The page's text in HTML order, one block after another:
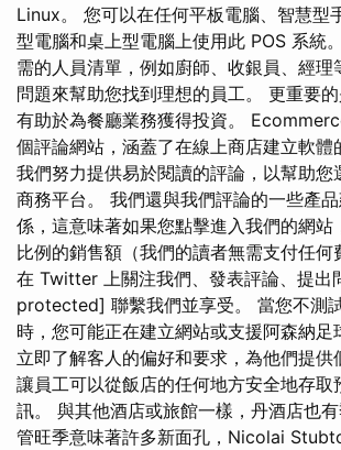
Linux。 您可以在任何平板電腦、智慧型
型電腦和桌上型電腦上使用此 POS 系統
需的人員清單，例如廚師、收銀員、經理
問題來幫助您找到理想的員工。 更重要
有助於為餐廳業務獲得投資。
個評論網站，涵蓋了在線上商店建立軟體
我們努力提供易於閱讀的評論，以幫助您
商務平台。 我們還與我們評論的一些產
係，這意味著如果您點擊進入我們的網站
比例的銷售額（我們的讀者無需支付任何
在 Twitter 上關注我們、發表評論、提出
protected] 聯繫我們並享受。 當您不測
時，您可能正在建立網站或支援阿森納足
立即了解客人的偏好和要求，為他們提供
讓員工可以從飯店的任何地方安全地存取
訊。 與其他酒店或旅館一樣，丹酒店也
管旺季意味著許多新面孔，Nicolai